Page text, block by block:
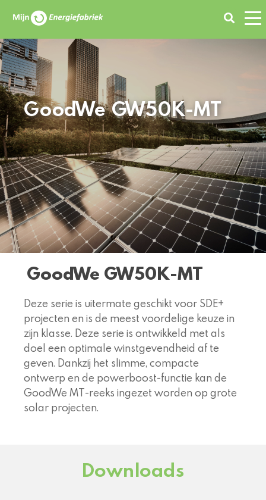
GoodWe GW50K-MT
GoodWe GW50K-MT
Deze serie is uitermate geschikt voor SDE+
projecten en is de meest voordelige keuze in
zijn klasse. Deze serie is ontwikkeld met als
doel een optimale winstgevendheid af te
geven. Dankzij het slimme, compacte
ontwerp en de powerboost-functie kan de
GoodWe MT-reeks ingezet worden op grote
solar projecten.
Downloads